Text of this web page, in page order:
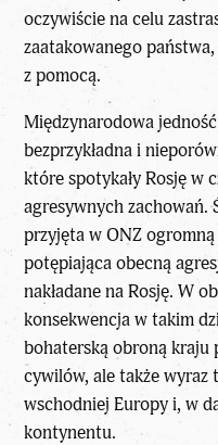
oczywiście na celu
zaatakowanego
z pomocą.
Międzynarodowa
bezprzykładna i
które spotykały Rosję w
agresywnych zachowań.
przyjęta w ONZ
potępiająca obecną
nakładane na Rosję. W
konsekwencja w takim
bohaterską obroną kraju
cywilów, ale także wyraz
wschodniej Europy i, w
kontynentu.